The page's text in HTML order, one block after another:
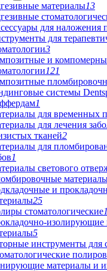
материалы13
для наложения
для
3
и
121
системы
1
для временных
для лечения
тканей2
для
1
светового
и
25
стоматологические1
изолирующие
5
инструменты для
материалы и